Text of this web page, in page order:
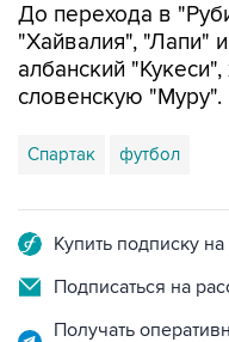
До перехода в
"Хайвалия", "Лапи"
албанский
словенскую "Муру".
Спартак футбол
Купить подписку
Подписаться на
Получать